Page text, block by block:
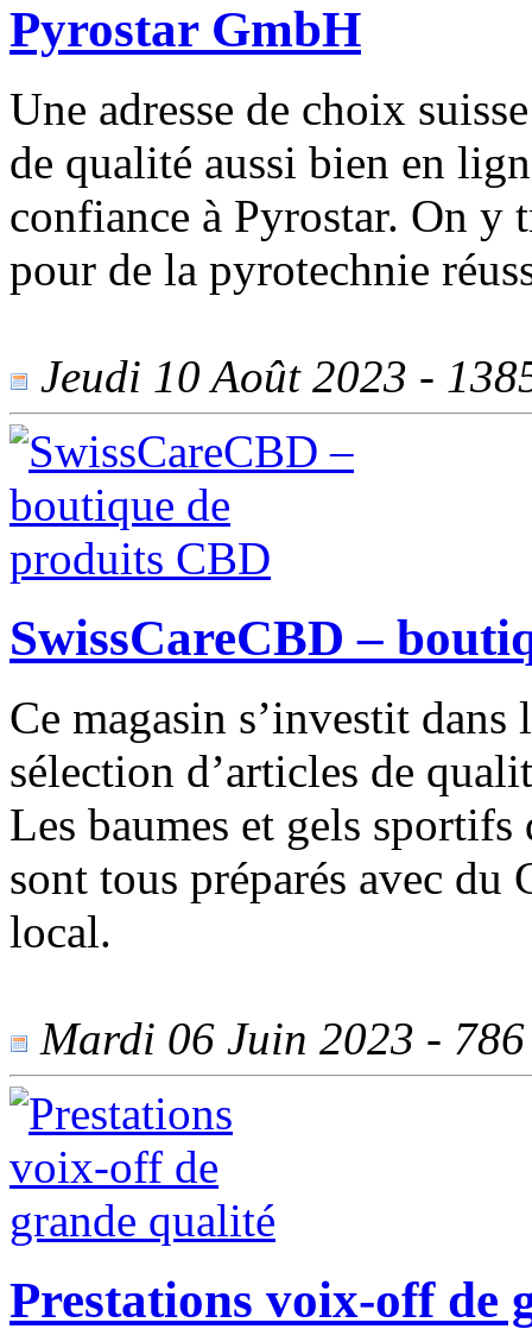
Pyrostar GmbH
Une adresse de choix
de qualité aussi bien en
confiance à Pyrostar. On y
pour de la pyrotechnie
Jeudi 10 Août 2023 -
SwissCareCBD –
Ce magasin s’investit
sélection d’articles de
Les baumes et gels sportifs
sont tous préparés avec
local.
Mardi 06 Juin 2023 - 786
Prestations voix-off de